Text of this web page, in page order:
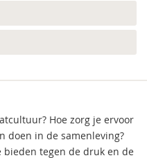
Hoe zorg je ervoor
doen in de samenleving?
bieden tegen de druk en de